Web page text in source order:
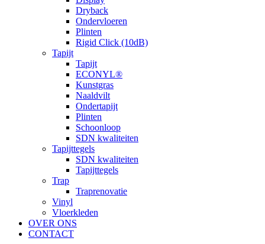
Dryback
Ondervloeren
Plinten
Rigid Click (10dB)
Tapijt
Tapijt
ECONYL®
Kunstgras
Naaldvilt
Ondertapijt
Plinten
Schoonloop
SDN kwaliteiten
Tapijttegels
SDN kwaliteiten
Tapijttegels
Trap
Traprenovatie
Vinyl
Vloerkleden
OVER ONS
CONTACT